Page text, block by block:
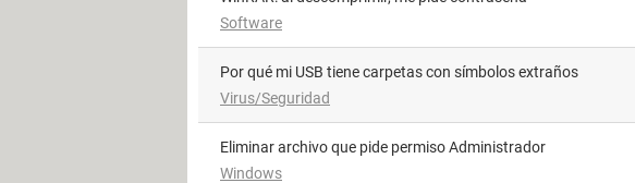
Software
Por qué mi USB tiene carpetas con símbolos extraños
Virus/Seguridad
Eliminar archivo que pide permiso Administrador
Windows